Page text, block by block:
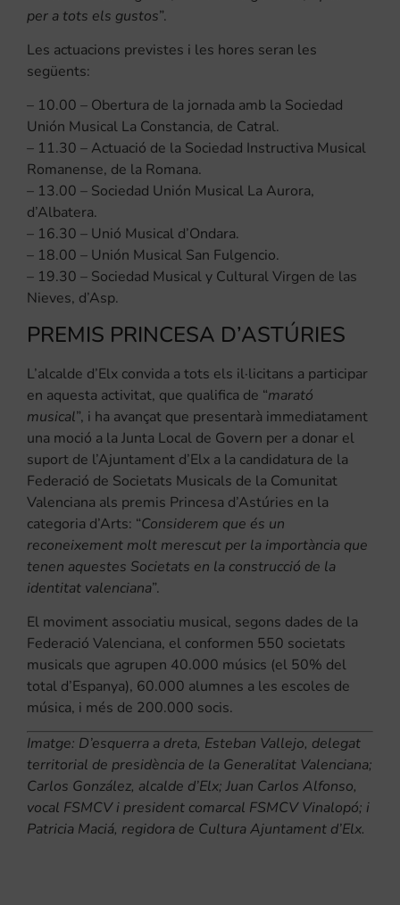
per a tots els gustos”.
Les actuacions previstes i les hores seran les
següents:
– 10.00 – Obertura de la jornada amb la Sociedad
Unión Musical La Constancia, de Catral.
– 11.30 – Actuació de la Sociedad Instructiva Musical
Romanense, de la Romana.
– 13.00 – Sociedad Unión Musical La Aurora,
d’Albatera.
– 16.30 – Unió Musical d’Ondara.
– 18.00 – Unión Musical San Fulgencio.
– 19.30 – Sociedad Musical y Cultural Virgen de las
Nieves, d’Asp.
PREMIS PRINCESA D’ASTÚRIES
L’alcalde d’Elx convida a tots els il·licitans a participar
en aquesta activitat, que qualifica de “marató
musical”, i ha avançat que presentarà immediatament
una moció a la Junta Local de Govern per a donar el
suport de l’Ajuntament d’Elx a la candidatura de la
Federació de Societats Musicals de la Comunitat
Valenciana als premis Princesa d’Astúries en la
categoria d’Arts: “Considerem que és un
reconeixement molt merescut per la importància que
tenen aquestes Societats en la construcció de la
identitat valenciana”.
El moviment associatiu musical, segons dades de la
Federació Valenciana, el conformen 550 societats
musicals que agrupen 40.000 músics (el 50% del
total d’Espanya), 60.000 alumnes a les escoles de
música, i més de 200.000 socis.
Imatge: D’esquerra a dreta, Esteban Vallejo, delegat
territorial de presidència de la Generalitat Valenciana;
Carlos González, alcalde d’Elx; Juan Carlos Alfonso,
vocal FSMCV i president comarcal FSMCV Vinalopó; i
Patricia Maciá, regidora de Cultura Ajuntament d’Elx.